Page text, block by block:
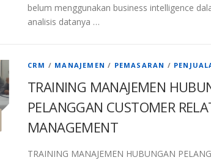
belum menggunakan business intelligence
analisis datanya …
CRM / MANAJEMEN / PEMASARAN /
TRAINING MANAJEMEN
PELANGGAN CUSTOMER
MANAGEMENT
TRAINING MANAJEMEN HUBUNGAN